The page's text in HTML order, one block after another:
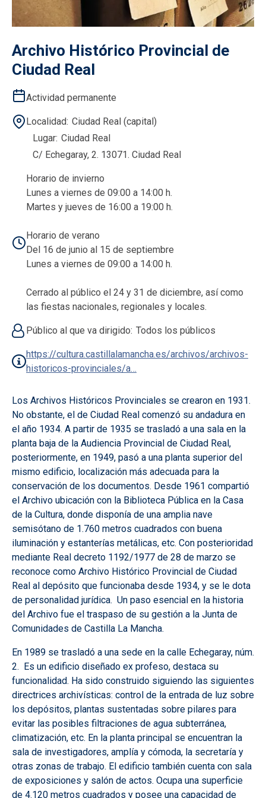
Archivo Histórico Provincial de
Ciudad Real
Actividad permanente
Localidad Ciudad Real (capital)
Lugar Ciudad Real
C/ Echegaray, 2. 13071. Ciudad Real
Horario de invierno
Lunes a viernes de 09:00 a 14:00 h.
Martes y jueves de 16:00 a 19:00 h.
Horario de verano
Del 16 de junio al 15 de septiembre
Lunes a viernes de 09:00 a 14:00 h.
Cerrado al público el 24 y 31 de diciembre, así como
las fiestas nacionales, regionales y locales.
Público al que va dirigido Todos los públicos
https://cultura.castillalamancha.es/archivos/archivos-
historicos-provinciales/a…
Los Archivos Históricos Provinciales se crearon en 1931.
No obstante, el de Ciudad Real comenzó su andadura en
el año 1934. A partir de 1935 se trasladó a una sala en la
planta baja de la Audiencia Provincial de Ciudad Real,
posteriormente, en 1949, pasó a una planta superior del
mismo edificio, localización más adecuada para la
conservación de los documentos. Desde 1961 compartió
el Archivo ubicación con la Biblioteca Pública en la Casa
de la Cultura, donde disponía de una amplia nave
semisótano de 1.760 metros cuadrados con buena
iluminación y estanterías metálicas, etc. Con posterioridad
mediante Real decreto 1192/1977 de 28 de marzo se
reconoce como Archivo Histórico Provincial de Ciudad
Real al depósito que funcionaba desde 1934, y se le dota
de personalidad jurídica. Un paso esencial en la historia
del Archivo fue el traspaso de su gestión a la Junta de
Comunidades de Castilla La Mancha.
En 1989 se trasladó a una sede en la calle Echegaray, núm.
2. Es un edificio diseñado ex profeso, destaca su
funcionalidad. Ha sido construido siguiendo las siguientes
directrices archivísticas: control de la entrada de luz sobre
los depósitos, plantas sustentadas sobre pilares para
evitar las posibles filtraciones de agua subterránea,
climatización, etc. En la planta principal se encuentran la
sala de investigadores, amplía y cómoda, la secretaría y
otras zonas de trabajo. El edificio también cuenta con sala
de exposiciones y salón de actos. Ocupa una superficie
de 4.120 metros cuadrados y posee una capacidad de